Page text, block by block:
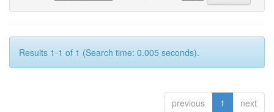
Results 1-1 of 1 (Search time: 0.005 seconds).
previous 1 next